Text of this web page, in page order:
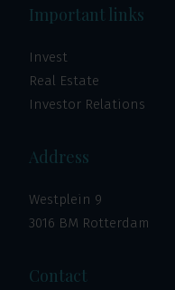
Important links
Invest
Real Estate
Investor Relations
Address
Westplein 9
3016 BM Rotterdam
Contact